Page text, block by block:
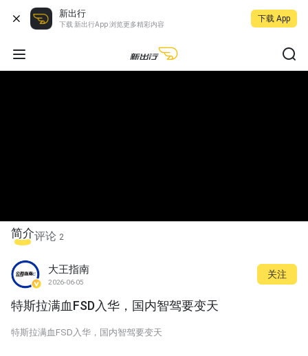
新出行
下载 新出行App 浏览更多精彩内容
下载 App
简介评论 2
大王指南
2026-06-05
关注
特斯拉满血FSD入华，国内智驾要变天
特斯拉满血FSD入华，国内智驾要变天